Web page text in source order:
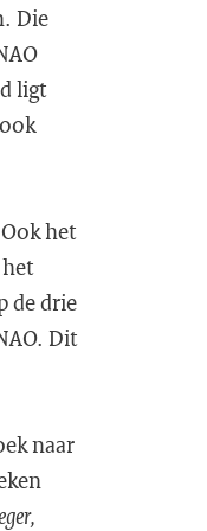
Die
ligt
het
de drie
Dit
naar